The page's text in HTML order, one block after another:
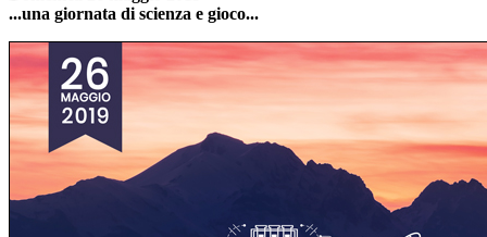
...una giornata di scienza e gioco...